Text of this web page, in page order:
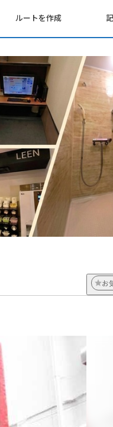
ルートを作成
お